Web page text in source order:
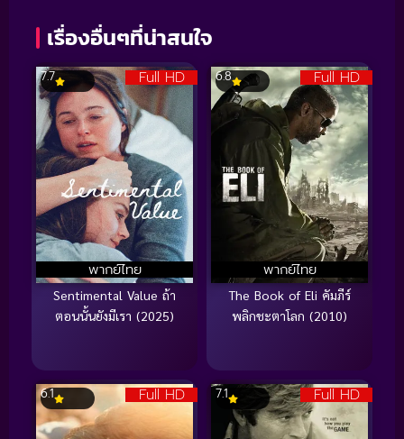
เรื่องอื่นๆที่น่าสนใจ
Full HD
พากย์ไทย
7.7
Sentimental Value ถ้า
ตอนนั้นยังมีเรา (2025)
Full HD
พากย์ไทย
6.8
The Book of Eli คัมภีร์
พลิกชะตาโลก (2010)
Full HD
6.1 Full HD
7.1